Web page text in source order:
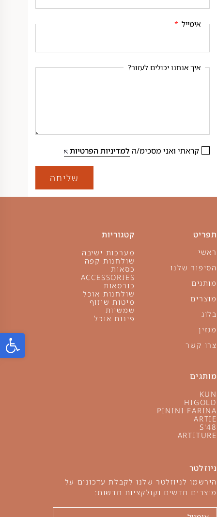
אימייל
איך אנחנו יכולים לעזור?
קראתי ואני מסכימ/ה למדיניות הפרטיות
שליחה
תפריט
ראשי
הסיפור שלנו
מותגים
מוצרים
בלוג
מגזין
צרו קשר
קטגוריות
מערכות ישיבה
שולחנות קפה
כסאות
ACCESSORIES
כורסאות
שולחנות אוכל
מיטות שיזוף
שמשיות
פינות אוכל
מותגים
KUN
HIGOLD
PININI FARINA
ARTIE
S'48
ARTITURE
ניוזלטר
הירשמו לניוזלטר שלנו לקבלת עדכונים על
מוצרים חדשים וקולקציות חדשות:
פתח